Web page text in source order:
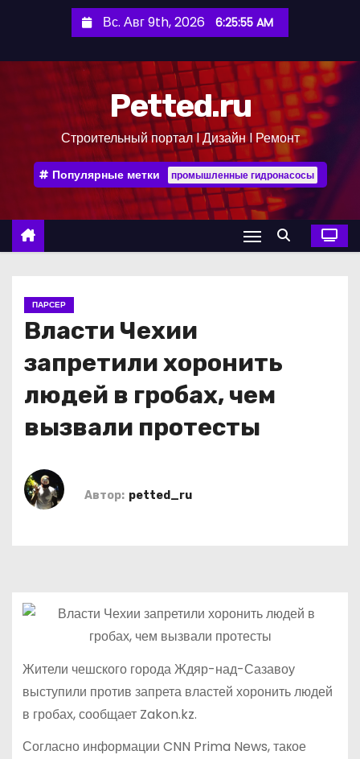
е
Вс. Авг 9th, 2026 6:25:56 AM
Petted.ru
Строительный портал l Дизайн l Ремонт
Популярные метки промышленные гидронасосы
ПАРСЕР
Власти Чехии
запретили хоронить
людей в гробах, чем
вызвали протесты
Автор: petted_ru
Жители чешского города Ждяр-над-Сазавоу
выступили против запрета властей хоронить людей
в гробах, сообщает Zakon.kz.
Согласно информации CNN Prima News, такое